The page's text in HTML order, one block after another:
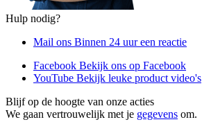
Hulp nodig?
Mail ons Binnen 24 uur een reactie
Facebook Bekijk ons op Facebook
YouTube Bekijk leuke product video's
Blijf op de hoogte van onze acties
We gaan vertrouwelijk met je gegevens om.